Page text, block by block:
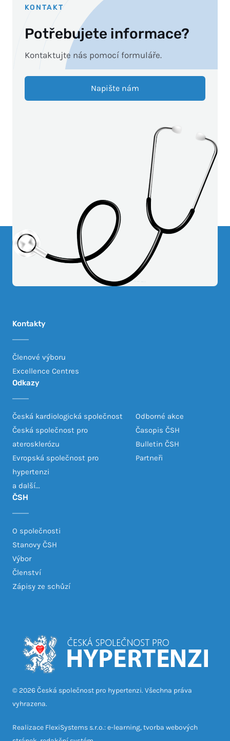
KONTAKT
Potřebujete informace?
Kontaktujte nás pomocí formuláře.
Napište nám
© 2026 Česká společnost pro hypertenzi. Všechna práva
vyhrazena.
Realizace FlexiSystems s.r.o.: e-learning, tvorba webových
ČSH
O společnosti
Stanovy ČSH
Výbor
Členství
Zápisy ze schůzí
Odborné akce
Časopis ČSH
Bulletin ČSH
Partneři
Odkazy
Česká kardiologická společnost
Česká společnost pro
aterosklerózu
Evropská společnost pro
hypertenzi
a další...
Kontakty
Členové výboru
Excellence Centres